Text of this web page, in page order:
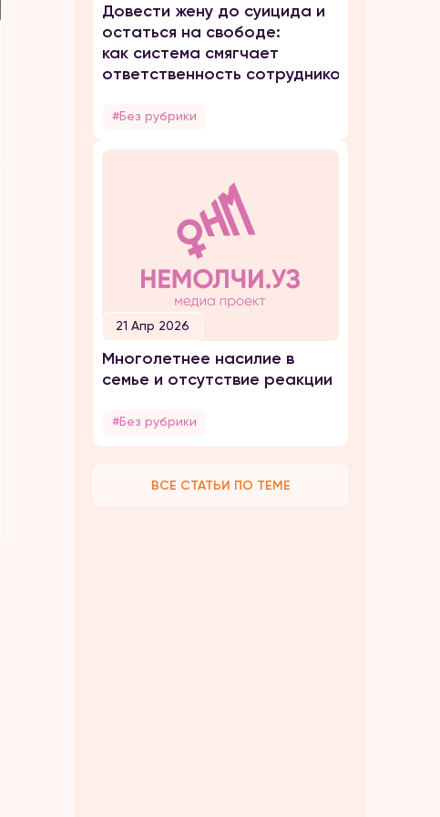
Довести жену до суицида и
остаться на свободе:
как система смягчает
ответственность сотрудников ОВД
#Без рубрики
21 Апр 2026
Многолетнее насилие в
семье и отсутствие реакции
#Без рубрики
ВСЕ СТАТЬИ ПО ТЕМЕ